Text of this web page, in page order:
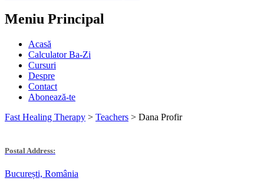
Meniu Principal
Acasă
Calculator Ba-Zi
Cursuri
Despre
Contact
Abonează-te
Fast Healing Therapy > Teachers > Dana Profir
Postal Address:
București, România